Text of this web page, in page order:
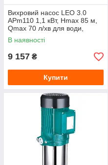
Вихровий насос LEO 3.0
APm110 1,1 кВт, Hmax 85 м,
Qmax 70 л/хв для води,
побутовий та садовий
В наявності
9 157 ₴
Купити